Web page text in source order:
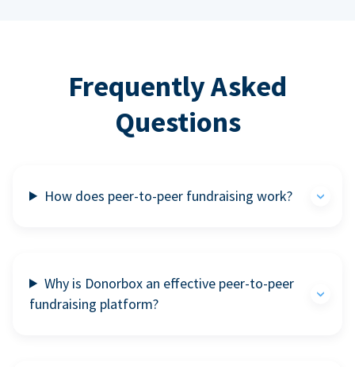
Frequently Asked
Questions
How does peer-to-peer fundraising work?
Why is Donorbox an effective peer-to-peer
fundraising platform?